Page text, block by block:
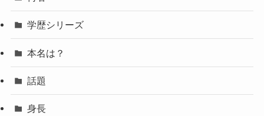
学歴シリーズ
本名は？
話題
身長